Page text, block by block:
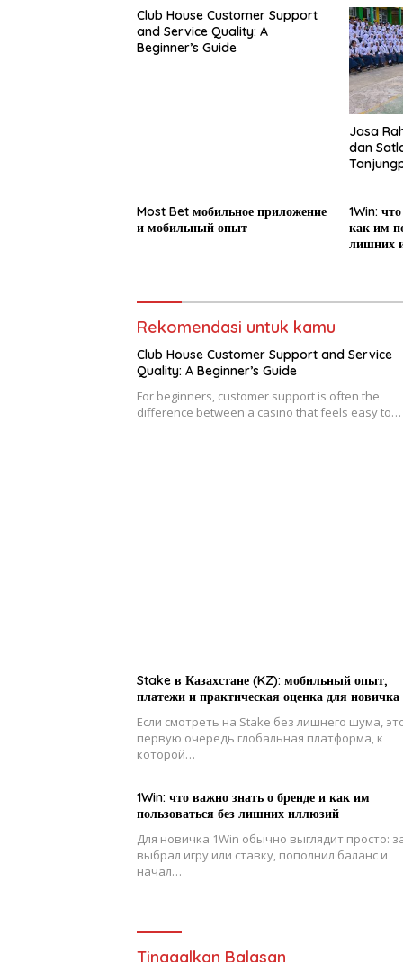
Club House Customer Support
and Service Quality: A
Beginner’s Guide
Jasa
dan
Most Bet мобильное приложение
и мобильный опыт
1Win:
как им
лишних
Rekomendasi untuk kamu
Club House Customer Support and Service
Quality: A Beginner’s Guide
For beginners, customer support is often the
difference between a casino that feels easy to…
Stake в Казахстане (KZ): мобильный опыт,
платежи и практическая оценка для новичка
Если смотреть на Stake без лишнего шума,
первую очередь глобальная платформа, к
которой…
1Win: что важно знать о бренде и как им
пользоваться без лишних иллюзий
Для новичка 1Win обычно выглядит просто:
выбрал игру или ставку, пополнил баланс и
начал…
Tinggalkan Balasan